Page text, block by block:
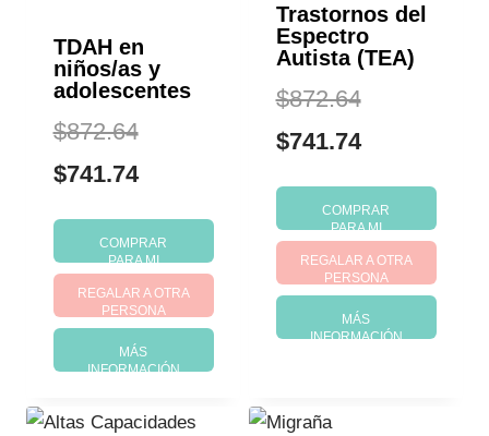
TDAH en
niños/as y
adolescentes
$872.64El
precio
original
era:
$872.64.
$741.74El
precio
actual
es:
$741.74.
COMPRAR
PARA MI
REGALAR A OTRA
PERSONA
MÁS
INFORMACIÓN
Trastornos del
Espectro
Autista (TEA)
$872.64El
precio
original
era:
$872.64.
$741.74El
precio
actual
es:
$741.74.
COMPRAR
PARA MI
REGALAR A OTRA
PERSONA
MÁS
INFORMACIÓN